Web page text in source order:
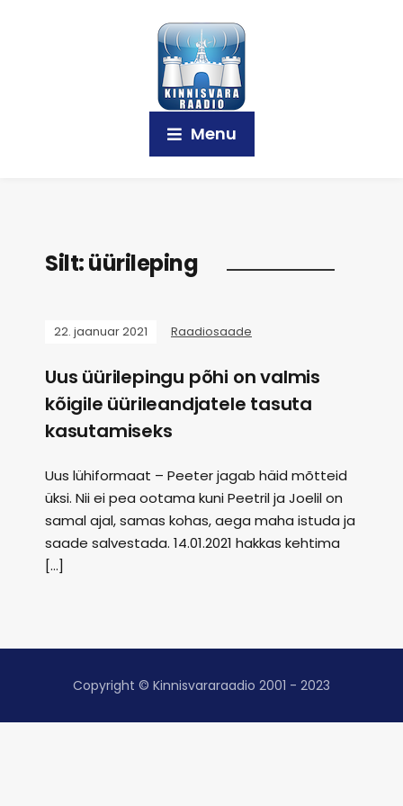
Menu
Silt:üürileping
22. jaanuar 2021 Raadiosaade
Uus üürilepingu põhi on valmis
kõigile üürileandjatele tasuta
kasutamiseks
Uus lühiformaat – Peeter jagab häid mõtteid
üksi. Nii ei pea ootama kuni Peetril ja Joelil on
samal ajal, samas kohas, aega maha istuda ja
saade salvestada. 14.01.2021 hakkas kehtima
[…]
Copyright © Kinnisvararaadio 2001 - 2023